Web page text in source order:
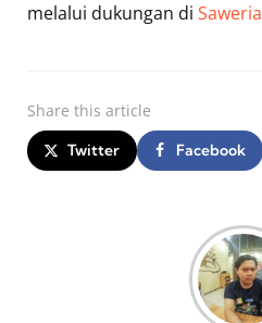
melalui dukungan di Saweria
Share this article
Twitter Facebook